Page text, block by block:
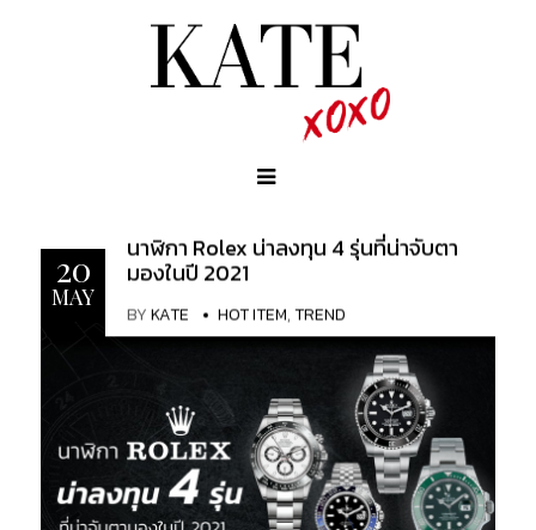
20
MAY
นาฬิกา Rolex น่าลงทุน 4 รุ่นที่น่าจับตา
มองในปี 2021
BYKATE HOT ITEM, TREND